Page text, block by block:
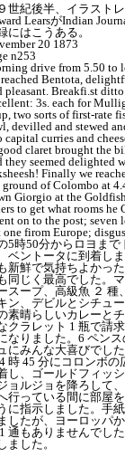
世紀後半、イラスト
LearsがIndian
にはこうある。
20 1873
n253
drive from 5.50 to
Bentota,
pleasant. Breakfi.st
3s. each for
two sorts of first-rate
devilled and stewed
capital curries and
claret brought the
they seemed delighted
Finally we
ground of Colombo at
Giorgio at the
to get what rooms he
on to the post; seven
one firom Europe;
5時50分からロヨまで
ベントータに到着し
新鮮で気持ちよかっ
同じく最高でした。
スープ、高級魚 ２ 種
ン、デビルとシチュ
素晴らしいカレーと
クラレット 1 瓶で請
なりました。6 ペン
にみんな大喜びでし
時 45 分にコロンボの
し、ゴールドフィッ
ョルジョを降ろして
行っている間に部屋
に指示しました。手
したが、ヨーロッパ
通もありませんでし
ました。